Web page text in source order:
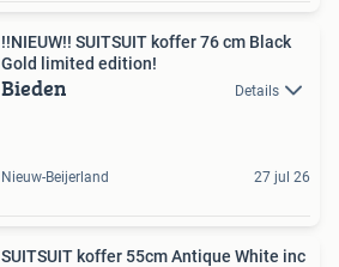
!!NIEUW!! SUITSUIT koffer 76 cm Black
Gold limited edition!
Bieden Details
Nieuw-Beijerland 27 jul 26
SUITSUIT koffer 55cm Antique White inc